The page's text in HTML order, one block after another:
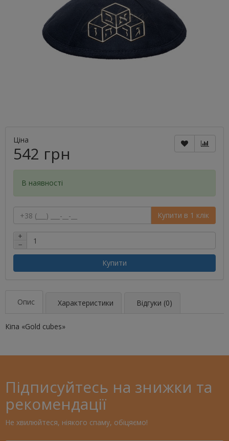
Ціна
542 грн
В наявності
Купити в 1 клік
+
−
Купити
Опис Характеристики Відгуки (0)
Кіпа «Gold cubes»
Підписуйтесь на знижки та
рекомендації
Не хвилюйтеся, ніякого спаму, обіцяємо!